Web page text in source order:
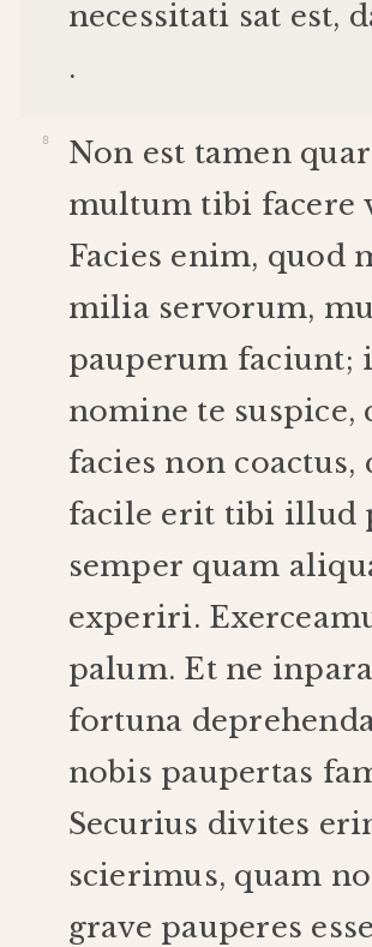
necessitati sat est,
.
Non est tamen
multum tibi facere
Facies enim, quod
milia servorum,
pauperum faciunt;
nomine te suspice,
facies non coactus,
facile erit tibi illud
semper quam
experiri.
palum. Et ne
fortuna
nobis paupertas
Securius divites
scierimus, quam
grave pauperes esse